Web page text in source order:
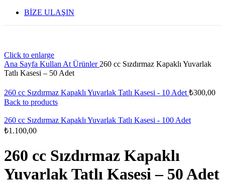
BİZE ULAŞIN
Click to enlarge
Ana Sayfa Kullan At Ürünler 260 cc Sızdırmaz Kapaklı Yuvarlak
Tatlı Kasesi – 50 Adet
260 cc Sızdırmaz Kapaklı Yuvarlak Tatlı Kasesi - 10 Adet ₺300,00
Back to products
260 cc Sızdırmaz Kapaklı Yuvarlak Tatlı Kasesi - 100 Adet
₺1.100,00
260 cc Sızdırmaz Kapaklı
Yuvarlak Tatlı Kasesi – 50 Adet